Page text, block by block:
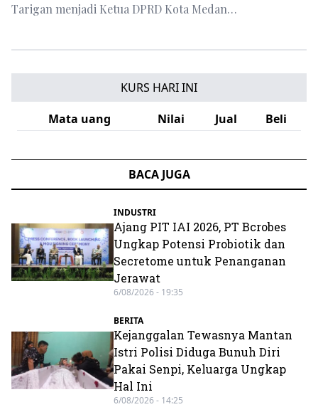
Tarigan menjadi Ketua DPRD Kota Medan…
KURS HARI INI
Mata uang
Nilai Jual Beli
BACA JUGA
INDUSTRI
Ajang PIT IAI 2026, PT Bcrobes
Ungkap Potensi Probiotik dan
Secretome untuk Penanganan
Jerawat
6/08/2026 - 19:35
BERITA
Kejanggalan Tewasnya Mantan
Istri Polisi Diduga Bunuh Diri
Pakai Senpi, Keluarga Ungkap
Hal Ini
6/08/2026 - 14:25